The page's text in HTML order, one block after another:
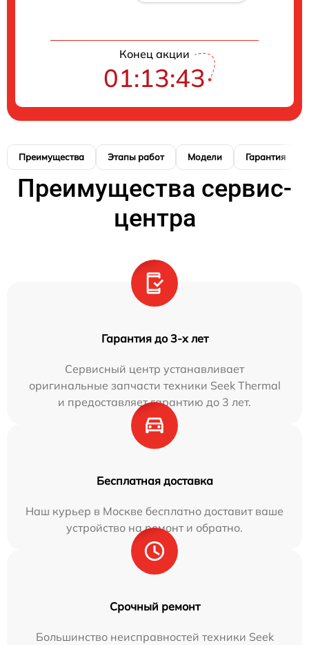
Конец акции
01:13:42
Преимущества Этапы работ Модели Гарантия
Преимущества сервис-
центра
Гарантия до 3-х лет
Сервисный центр устанавливает
оригинальные запчасти техники Seek Thermal
и предоставляет гарантию до 3 лет.
Бесплатная доставка
Наш курьер в Москве бесплатно доставит ваше
устройство на ремонт и обратно.
Срочный ремонт
Большинство неисправностей техники Seek